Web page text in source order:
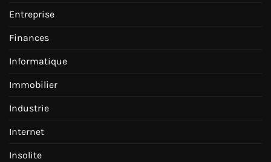
Entreprise
Finances
Informatique
Immobilier
Industrie
Internet
Insolite